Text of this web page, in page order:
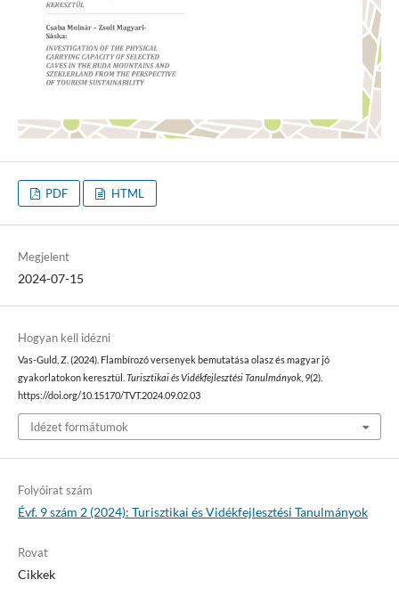
PDF HTML
Megjelent
2024-07-15
Hogyan kell idézni
Vas-Guld, Z. (2024). Flambírozó versenyek bemutatása olasz és magyar jó
gyakorlatokon keresztül. Turisztikai és Vidékfejlesztési Tanulmányok, 9(2).
https://doi.org/10.15170/TVT.2024.09.02.03
Idézet formátumok
Folyóirat szám
Évf. 9 szám 2 (2024): Turisztikai és Vidékfejlesztési Tanulmányok
Rovat
Cikkek